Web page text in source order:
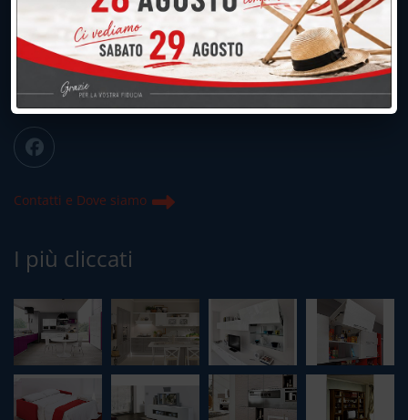
039.677.2778
info@peregoarredamenti.it
ORARI: 09.00/12.00 - 15.00/19.15
Chiuso domenica e lunedì mattina
Contatti e Dove siamo
I più cliccati